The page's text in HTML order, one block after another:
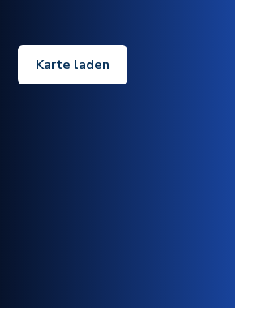
Karte laden